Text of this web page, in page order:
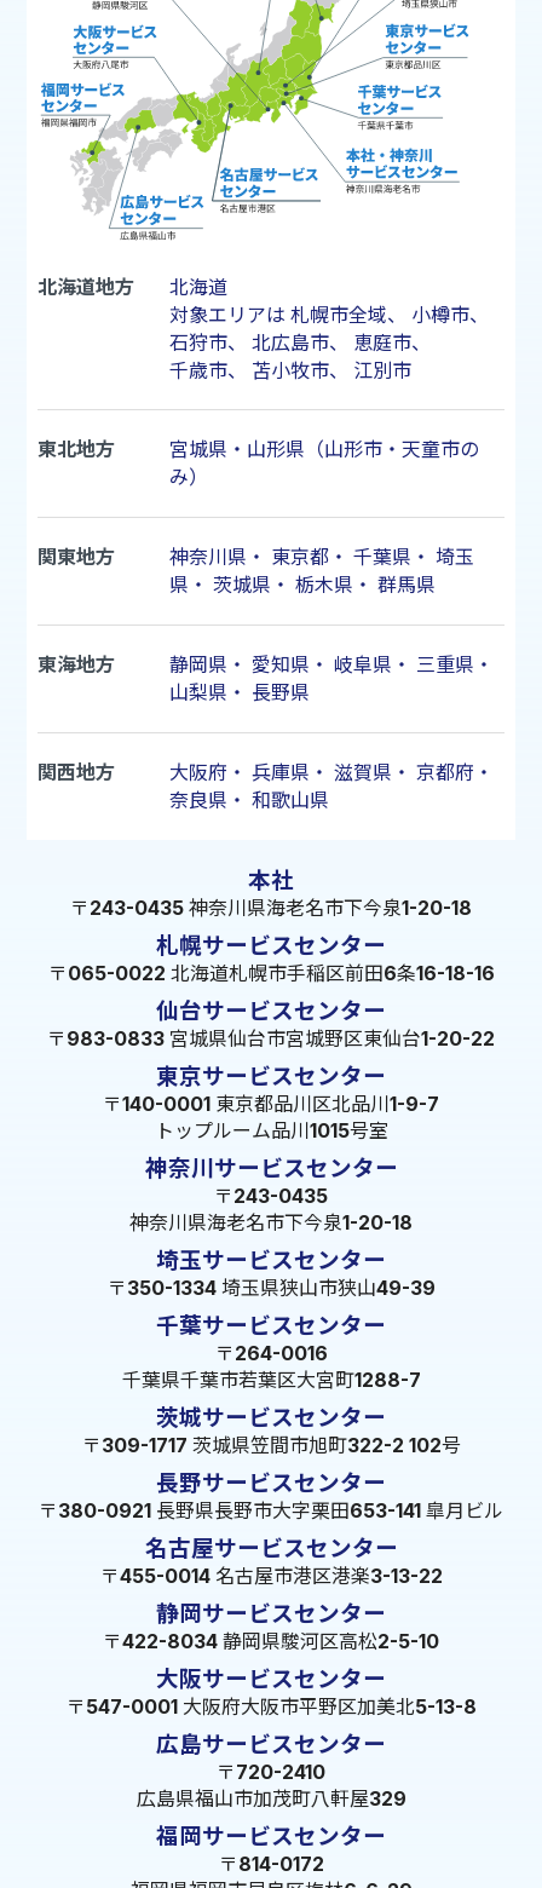
北海道地方
北海道
対象エリアは 札幌市全域、 小樽市、
石狩市、 北広島市、 恵庭市、
千歳市、 苫小牧市、 江別市
東北地方
宮城県・山形県（山形市・天童市の
み）
関東地方 神奈川県 ・ 東京都・ 千葉県 ・ 埼玉
県 ・ 茨城県 ・ 栃木県 ・ 群馬県
東海地方 静岡県 ・ 愛知県 ・ 岐阜県 ・ 三重県 ・
山梨県 ・ 長野県
関西地方 大阪府 ・ 兵庫県 ・ 滋賀県 ・ 京都府 ・
奈良県 ・ 和歌山県
本社
〒243-0435 神奈川県海老名市下今泉1-20-18
札幌サービスセンター
〒065-0022 北海道札幌市手稲区前田6条16-18-16
仙台サービスセンター
〒983-0833 宮城県仙台市宮城野区東仙台1-20-22
東京サービスセンター
〒140-0001 東京都品川区北品川1-9-7
トップルーム品川1015号室
神奈川サービスセンター
〒243-0435
神奈川県海老名市下今泉1-20-18
埼玉サービスセンター
〒350-1334 埼玉県狭山市狭山49-39
千葉サービスセンター
〒264-0016
千葉県千葉市若葉区大宮町1288-7
茨城サービスセンター
〒309-1717 茨城県笠間市旭町322-2 102号
長野サービスセンター
〒380-0921 長野県長野市大字栗田653-141 皐月ビル
名古屋サービスセンター
〒455-0014 名古屋市港区港楽3-13-22
静岡サービスセンター
〒422-8034 静岡県駿河区高松2-5-10
大阪サービスセンター
〒547-0001 大阪府大阪市平野区加美北5-13-8
広島サービスセンター
〒720-2410
広島県福山市加茂町八軒屋329
福岡サービスセンター
〒814-0172